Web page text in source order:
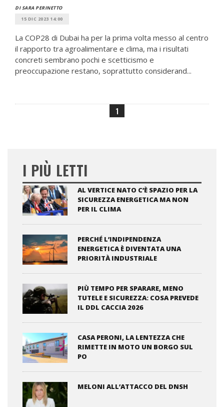
DI SARA PERINETTO
15 DIC 2023 14:00
La COP28 di Dubai ha per la prima volta messo al centro
il rapporto tra agroalimentare e clima, ma i risultati
concreti sembrano pochi e scetticismo e
preoccupazione restano, soprattutto considerand...
1
I PIÙ LETTI
AL VERTICE NATO C’È SPAZIO PER LA
SICUREZZA ENERGETICA MA NON
PER IL CLIMA
PERCHÉ L’INDIPENDENZA
ENERGETICA È DIVENTATA UNA
PRIORITÀ INDUSTRIALE
PIÙ TEMPO PER SPARARE, MENO
TUTELE E SICUREZZA: COSA PREVEDE
IL DDL CACCIA 2026
CASA PERONI, LA LENTEZZA CHE
RIMETTE IN MOTO UN BORGO SUL
PO
MELONI ALL’ATTACCO DEL DNSH